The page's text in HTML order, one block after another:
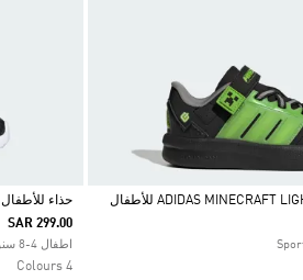
Selected
حذاء للأطفال ADIDAS MINECRAFT FORTARUN 4.0
SAR 299.00
اطفال 4-8 سنوات Sportswear
4 Colours